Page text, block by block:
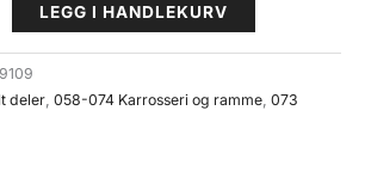
LEGG I HANDLEKURV
deler, 058-074 Karrosseri og ramme, 073